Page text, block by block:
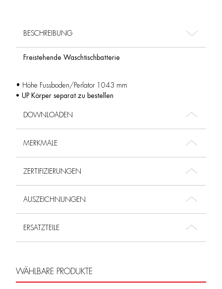
BESCHREIBUNG
Freistehende Waschtischbatterie
• Höhe Fussboden/Perlator 1043 mm
• UP Körper separat zu bestellen
DOWNLOADEN
MERKMALE
ZERTIFIZIERUNGEN
AUSZEICHNUNGEN
ERSATZTEILE
WÄHLBARE PRODUKTE